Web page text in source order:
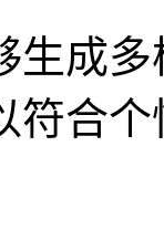
生成
符合